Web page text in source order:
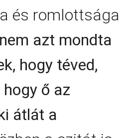
és romlottsága
nem azt mondta
hogy téved,
ő az
átlát a